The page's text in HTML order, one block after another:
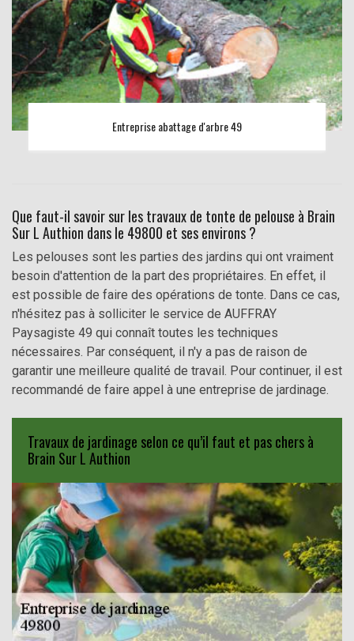
Entreprise abattage d'arbre 49
Que faut-il savoir sur les travaux de tonte de pelouse à Brain
Sur L Authion dans le 49800 et ses environs ?
Les pelouses sont les parties des jardins qui ont vraiment
besoin d'attention de la part des propriétaires. En effet, il
est possible de faire des opérations de tonte. Dans ce cas,
n'hésitez pas à solliciter le service de AUFFRAY
Paysagiste 49 qui connaît toutes les techniques
nécessaires. Par conséquent, il n'y a pas de raison de
garantir une meilleure qualité de travail. Pour continuer, il est
recommandé de faire appel à une entreprise de jardinage.
Travaux de jardinage selon ce qu’il faut et pas chers à
Brain Sur L Authion